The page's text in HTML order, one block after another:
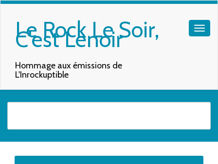
Le Rock Le Soir,
C'est Lenoir
Hommage aux émissions de
L'Inrockuptible